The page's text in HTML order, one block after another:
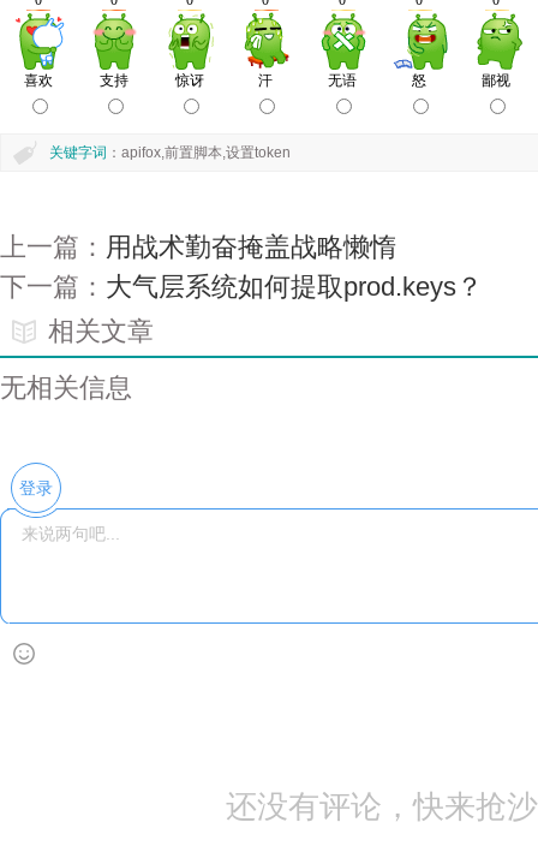
关键字词 ：apifox,前置脚本,设置token
上一篇： 用战术勤奋掩盖战略懒惰
下一篇： 大气层系统如何提取prod.keys？
相关文章
无相关信息
登录
还没有评论，快来抢